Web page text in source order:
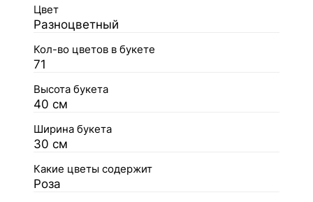
Цвет
Разноцветный
Кол-во цветов в букете
71
Высота букета
40 см
Ширина букета
30 см
Какие цветы содержит
Роза